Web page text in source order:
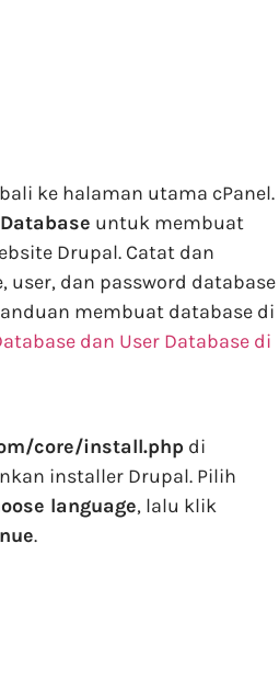
ke halaman utama cPanel.
untuk membuat
Drupal. Catat dan
user, dan password database
membuat database di
dan User Database di
core/install.php di
installer Drupal. Pilih
language, lalu klik
.